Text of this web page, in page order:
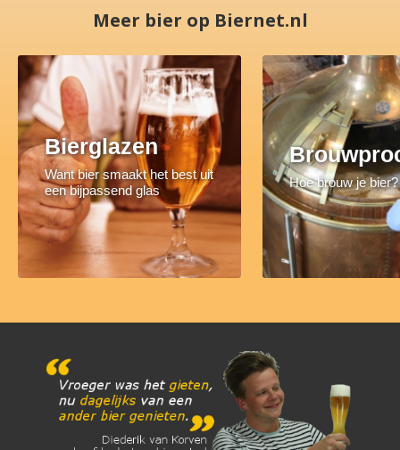
Meer bier op Biernet.nl
Bierglazen
Want bier smaakt het best uit
een bijpassend glas
Hoe brouw je bier?